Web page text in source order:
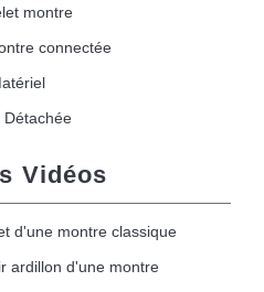
montre
connectée
Détachée
Vidéos
d'une montre classique
ardillon d'une montre